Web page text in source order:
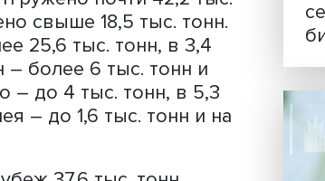
отгружено порядка 61,9
на 55,2% превышает объем
когда было поставлено
увеличила закупку
субпродуктов – до 29,4